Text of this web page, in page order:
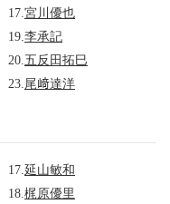
17. 宮川優也
19. 李承記
20. 五反田拓巳
23. 尾﨑達洋
17. 延山敏和
18. 梶原優里